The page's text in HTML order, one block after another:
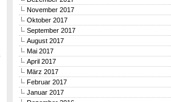
November 2017
Oktober 2017
September 2017
August 2017
Mai 2017
April 2017
März 2017
Februar 2017
Januar 2017